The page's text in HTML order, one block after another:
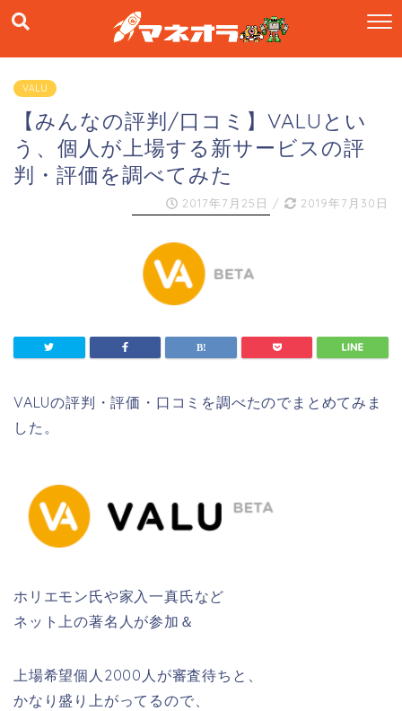
VALU
【みんなの評判/口コミ】VALUとい
う、個人が上場する新サービスの評
判・評価を調べてみた
2017年7月25日 / 2019年7月30日
VALUの評判・評価・口コミを調べたのでまとめてみま
した。
ホリエモン氏や家入一真氏など
ネット上の著名人が参加＆
上場希望個人2000人が審査待ちと、
かなり盛り上がってるので、